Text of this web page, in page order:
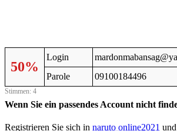
50%
Login
Parole
09100184496
Stimmen: 4
Wenn Sie ein passendes Account nicht
Registrieren Sie sich in naruto online2021